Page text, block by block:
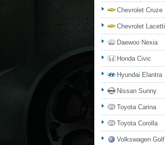
Chevrolet Cruze
Chevrolet Lacetti
Daewoo Nexia
Honda Civic
Hyundai Elantra
Nissan Sunny
Toyota Carina
Toyota Corolla
Volkswagen Golf